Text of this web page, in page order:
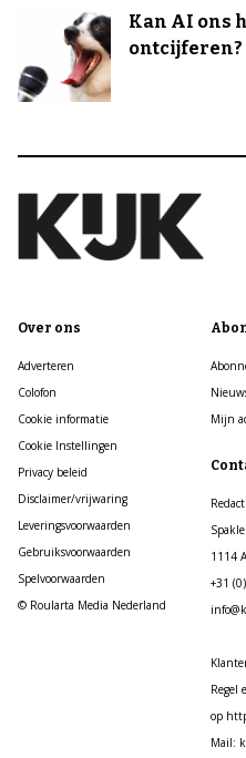
Kan AI ons
ontcijferen?
Over ons
Adverteren
Colofon
Cookie informatie
Cookie Instellingen
Privacy beleid
Disclaimer/vrijwaring
Leveringsvoorwaarden
Gebruiksvoorwaarden
Spelvoorwaarden
© Roularta Media Nederland
Mijn
1114
+31
Regel
op
Mail: